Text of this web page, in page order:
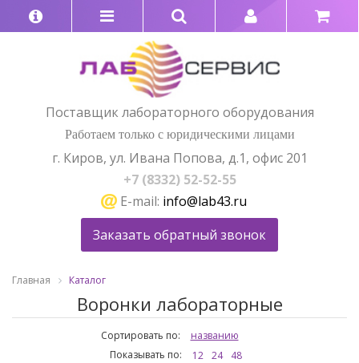
Поставщик лабораторного оборудования
Работаем только с юридическими лицами
г. Киров, ул. Ивана Попова, д.1, офис 201
+7 (8332) 52-52-55
E-mail: info@lab43.ru
Заказать обратный звонок
Главная Каталог
Воронки лабораторные
Сортировать по:
названию
Показывать по:
12 24
48